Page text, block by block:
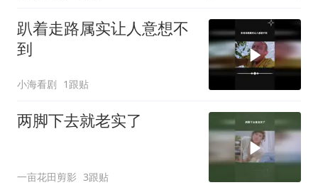
趴着走路属实让人意想不
到
小海看剧 1跟贴
两脚下去就老实了
一亩花田剪影 3跟贴